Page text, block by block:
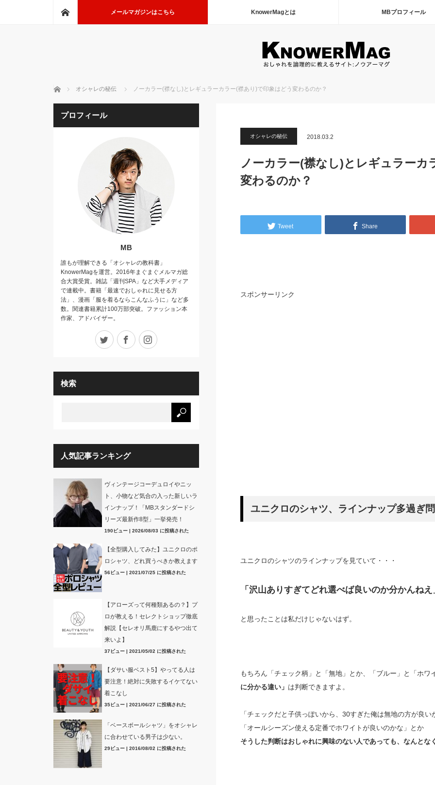
メールマガジンはこちら KnowerMagとは MBプロフィール
ホーム オシャレの秘伝 ノーカラー(襟なし)とレギュラーカラー(襟あり)で印象はどう変わるのか？
オシャレの秘伝 2018.03.2
ノーカラー(襟なし)とレギュラーカ
変わるのか？
Tweet Share
スポンサーリンク
ユニクロのシャツ、ラインナップ多過ぎ
ユニクロのシャツのラインナップを見ていて・・・
「沢山ありすぎてどれ選べば良いのか分かんねえ
と思ったことは私だけじゃないはず。
もちろん「チェック柄」と「無地」とか、「ブルー」と「ホワ
に分かる違い」 は判断できますよ。
「チェックだと子供っぽいから、30すぎた俺は無地の方が良い
「オールシーズン使える定番でホワイトが良いのかな」とか
そうした判断はおしゃれに興味のない人であっても、なんとな
プロフィール
MB
誰もが理解できる「オシャレの教科書」
KnowerMagを運営。2016年まぐまぐメルマガ総
合大賞受賞。雑誌「週刊SPA」など大手メディア
で連載中。書籍「最速でおしゃれに見せる方
法」、漫画「服を着るならこんなふうに」など多
数。関連書籍累計100万部突破。ファッション本
作家、アドバイザー。
Twitter Facebook
検索
人気記事ランキング
ヴィンテージコーデュロイやニッ
ト、小物など気合の入った新しいラ
インナップ！「MBスタンダードシ
リーズ最新作8型」一挙発売！
190ビュー| 2026/08/03 に投稿された
【全型購入してみた】ユニクロのポ
ロシャツ、どれ買うべきか教えます
56ビュー| 2021/07/25 に投稿された
【アローズって何種類あるの？】プ
ロが教える！セレクトショップ徹底
解説【セレオリ馬鹿にするやつ出て
来いよ】
37ビュー| 2021/05/02 に投稿された
【ダサい服ベスト5】やってる人は
要注意！絶対に失敗するイケてない
着こなし
35ビュー| 2021/06/27 に投稿された
「ベースボールシャツ」をオシャレ
に合わせている男子は少ない。
29ビュー| 2016/08/02 に投稿された